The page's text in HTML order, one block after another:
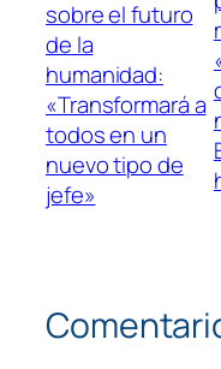
sobre el futuro
de la
humanidad:
«Transformará a
todos en un
nuevo tipo de
jefe»